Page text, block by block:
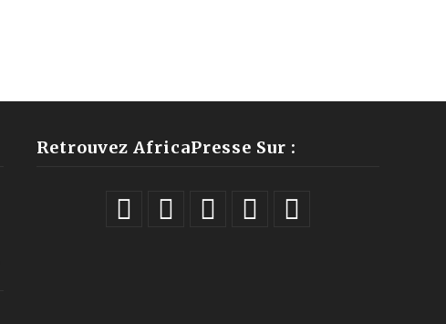
Retrouvez AfricaPresse Sur :